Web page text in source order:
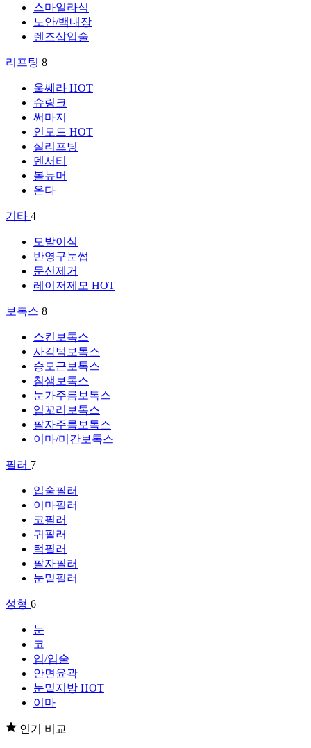
스마일라식
노안/백내장
렌즈삽입술
리프팅 8
울쎄라 HOT
슈링크
써마지
인모드 HOT
실리프팅
덴서티
볼뉴머
온다
기타 4
모발이식
반영구눈썹
문신제거
레이저제모 HOT
보톡스 8
스킨보톡스
사각턱보톡스
승모근보톡스
침샘보톡스
눈가주름보톡스
입꼬리보톡스
팔자주름보톡스
이마/미간보톡스
필러 7
입술필러
이마필러
코필러
귀필러
턱필러
팔자필러
눈밑필러
성형 6
눈
코
입/입술
안면윤곽
눈밑지방 HOT
이마
인기 비교